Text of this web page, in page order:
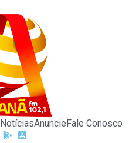
NotíciasAnuncieFale Conosco